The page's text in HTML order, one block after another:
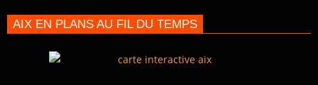
AIX EN PLANS AU FIL DU TEMPS